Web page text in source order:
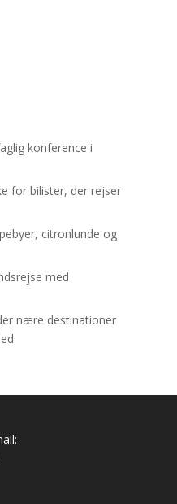
konference i
for bilister, der rejser
citronlunde og
med
nære destinationer